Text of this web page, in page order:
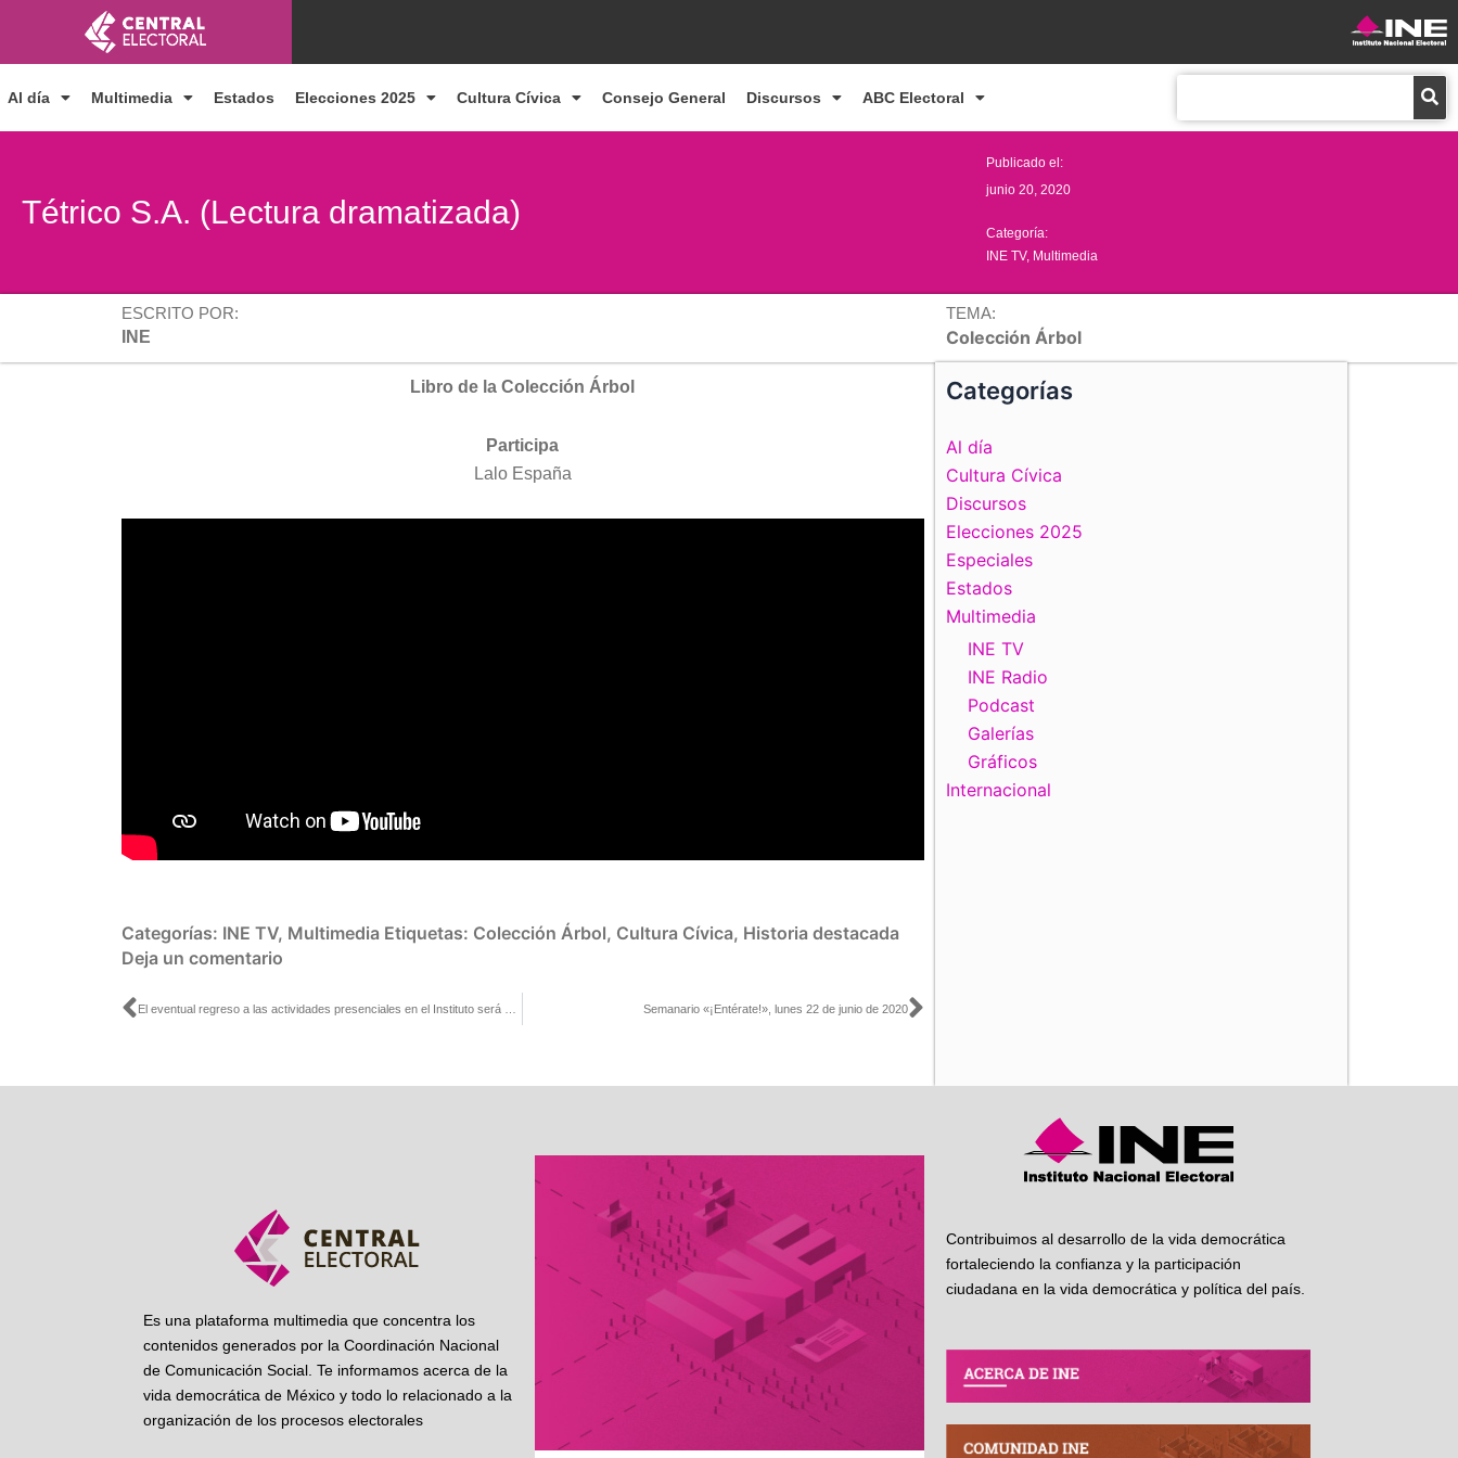
contenido
Al día Multimedia Estados Elecciones 2025 Cultura Cívica Consejo General Discursos ABC Electoral
Tétrico S.A. (Lectura dramatizada)
Publicado el:
junio 20, 2020
Categoría:
INE TV, Multimedia
ESCRITO POR:
INE
TEMA:
Colección Árbol
Libro de la Colección Árbol
Participa
Lalo España
Categorías: INE TV, Multimedia Etiquetas: Colección Árbol, Cultura Cívica, Historia destacada
Deja un comentario
Ant Semanario «¡Entérate!», lunes 22 de junio de 2020Siguiente
Categorías
Al día
Cultura Cívica
Discursos
Elecciones 2025
Especiales
Estados
Multimedia
INE TV
INE Radio
Podcast
Galerías
Gráficos
Internacional
Es una plataforma multimedia que concentra los
contenidos generados por la Coordinación Nacional
de Comunicación Social. Te informamos acerca de la
vida democrática de México y todo lo relacionado a la
organización de los procesos electorales
Contribuimos al desarrollo de la vida democrática
fortaleciendo la confianza y la participación
ciudadana en la vida democrática y política del país.